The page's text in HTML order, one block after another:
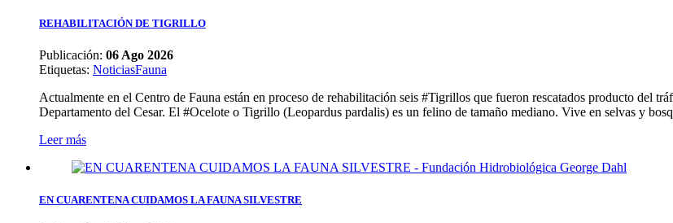
REHABILITACIÓN DE TIGRILLO
Publicación: 06 Ago 2026
Etiquetas: NoticiasFauna
Actualmente en el Centro de Fauna están en proceso de rehabilitación seis #Tigrillos que fueron rescatados producto del
Departamento del Cesar. El #Ocelote o Tigrillo (Leopardus pardalis) es un felino de tamaño mediano. Vive en selvas y
Leer más
EN CUARENTENA CUIDAMOS LA FAUNA SILVESTRE